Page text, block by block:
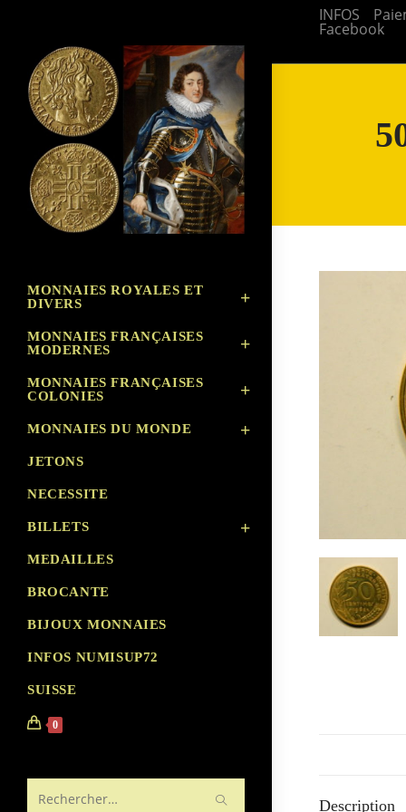
INFOS
Facebook
MONNAIES ROYALES ET
DIVERS
MONNAIES FRANÇAISES
MODERNES
MONNAIES FRANÇAISES
COLONIES
MONNAIES DU MONDE
JETONS
NECESSITE
BILLETS
MEDAILLES
BROCANTE
BIJOUX MONNAIES
INFOS NUMISUP72
SUISSE
0
Description